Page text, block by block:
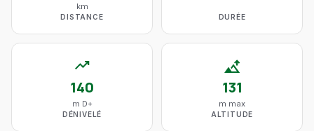
km
DISTANCE DURÉE
trending_up
140
m D+
DÉNIVELÉ
altitude
131
m max
ALTITUDE